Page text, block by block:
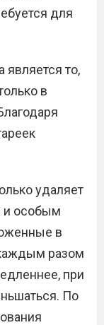
для
то,
в
удаляет
и особым
в
разом
при
По